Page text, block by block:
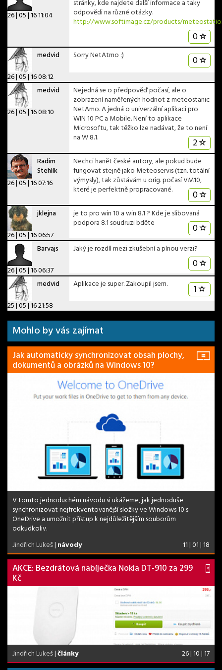
26 | 05 | 16 11:04
stránky, kde najdete další informace a taky
odpovědi na různé otázky.
http://www.softimage.cz/products/
0
medvid
26 | 05 | 16 08:12
Sorry NetAtmo :) 0
medvid
26 | 05 | 16 08:10
Nejedná se o předpověď počasí, ale o
zobrazení naměřených hodnot z meteostanic
NetAmo. A jedná o univerzální aplikaci pro
WIN 10 PC a Mobile. Není to aplikace
Microsoftu, tak těžko lze nadávat, že to není
na W 8.1.
2
Radim
Stehlík
26 | 05 | 16 07:16
Nechci hanět české autory, ale pokud bude
fungovat stejně jako Meteoservis (tzn. totální
výmysly), tak zůstávám u orig. počasí VM10,
které je perfektně propracované.
0
jklejna
26 | 05 | 16 06:57
je to pro win 10 a win 8.1 ? Kde je slibovaná
podpora 8.1 soudruzi bděte
0
Barvajs
26 | 05 | 16 06:37
Jaký je rozdíl mezi zkušební a plnou verzi?
0
medvid
25 | 05 | 16 21:58
Aplikace je super. Zakoupil jsem. 1
Mohlo by vás zajímat
Jak automaticky synchronizovat obsah plochy,
dokumentů a obrázků na Windows 10?
V tomto jednoduchém návodu si ukážeme, jak jednoduše
synchronizovat nejfrekventovanější složky ve Windows 10 s
OneDrive a umožnit přístup k nejdůležitějším souborům
odkudkoliv.
Jindřich Lukeš| návody 11 | 01 | 18
AKCE: Bezdrátová nabíječka Nokia DT-910 za 299
Kč
Jindřich Lukeš|články 26 | 10 | 17